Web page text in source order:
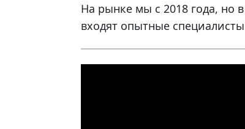
На рынке мы с 2018 года, но
входят опытные